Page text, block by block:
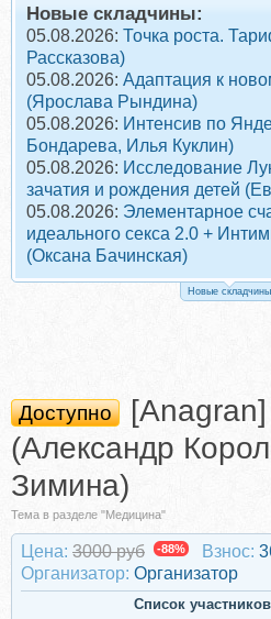
Новые складчины:
05.08.2026: Точка роста.
Рассказова)
05.08.2026: Адаптация к
(Ярослава Рындина)
05.08.2026: Интенсив по
Бондарева, Илья Куклин)
05.08.2026: Исследование
зачатия и рождения детей
05.08.2026: Элементарное
идеального секса 2.0 +
(Оксана Бачинская)
Новые складчины
Доступно
(Александр
Зимина)
Тема в разделе "Медицина"
Цена: 3000 руб -88% Взнос:
Организатор: Организатор
Список